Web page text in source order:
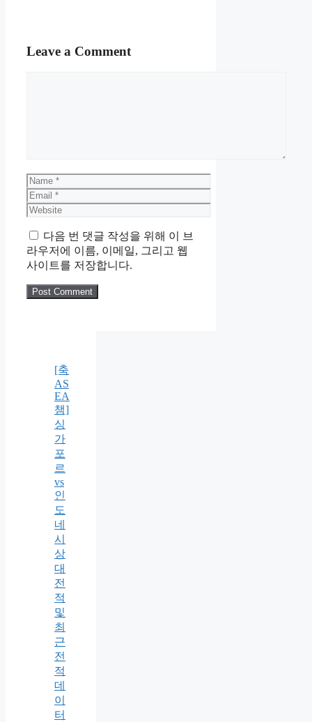
Leave a Comment
Name
Email
Website
다음 번 댓글 작성을 위해 이 브
라우저에 이름, 이메일, 그리고 웹
사이트를 저장합니다.
[축
AS
EA
챔]
싱
가
포
르
vs
인
도
네
시
상
대
전
적
및
최
근
전
적
데
이
터